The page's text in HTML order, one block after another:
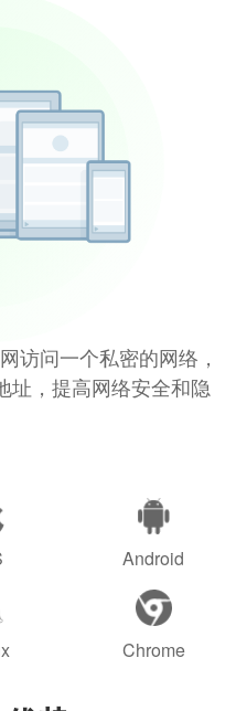
访问一个私密的网络，
址，提高网络安全和隐
Android
Chrome